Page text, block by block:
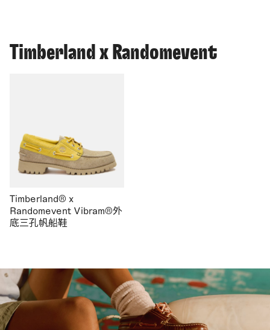
Timberland x Randomevent
Timberland® x
Randomevent Vibram®外
底三孔帆船鞋